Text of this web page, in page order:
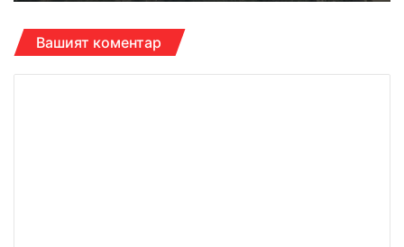
Вашият коментар